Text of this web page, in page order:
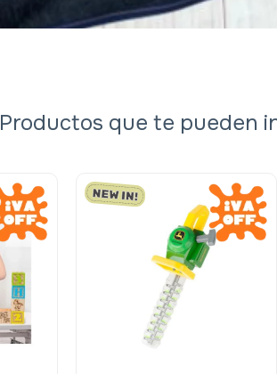
Productos que te pueden